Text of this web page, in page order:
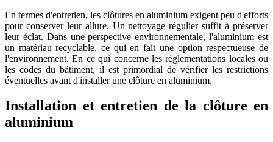
En termes d'entretien, les clôtures en aluminium exigent peu d'efforts
pour conserver leur allure. Un nettoyage régulier suffit à préserver
leur éclat. Dans une perspective environnementale, l'aluminium est
un matériau recyclable, ce qui en fait une option respectueuse de
l'environnement. En ce qui concerne les réglementations locales ou
les codes du bâtiment, il est primordial de vérifier les restrictions
éventuelles avant d'installer une clôture en aluminium.
Installation et entretien de la clôture en
aluminium